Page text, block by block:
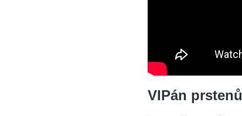
VIPán prstenů